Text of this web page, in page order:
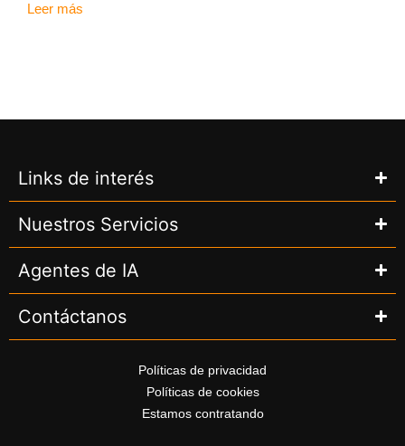
Leer más
Links de interés
Nuestros Servicios
Agentes de IA
Contáctanos
Políticas de privacidad
Políticas de cookies
Estamos contratando